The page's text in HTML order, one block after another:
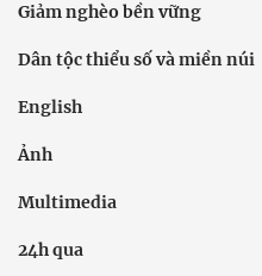
Giảm nghèo bền vững
Dân tộc thiểu số và miền núi
English
Ảnh
Multimedia
24h qua